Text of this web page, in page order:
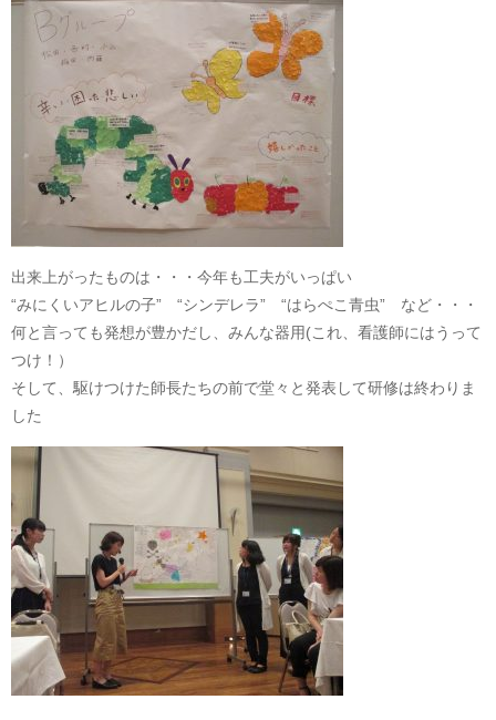
出来上がったものは・・・今年も工夫がいっぱい
“みにくいアヒルの子” “シンデレラ” “はらぺこ青虫” など・・・
何と言っても発想が豊かだし、みんな器用(これ、看護師にはうって
つけ！）
そして、駆けつけた師長たちの前で堂々と発表して研修は終わりま
した